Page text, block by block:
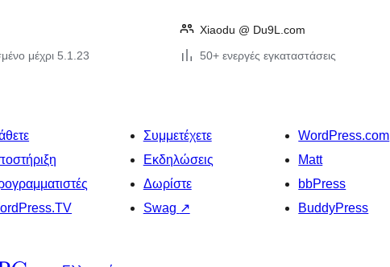
μέχρι 5.1.23
Xiaodu @ Du9L.com
50+ ενεργές εγκαταστάσεις
Συμμετέχετε
Εκδηλώσεις
Δωρίστε
Swag ↗
WordPress.com
Matt
bbPress
BuddyPress